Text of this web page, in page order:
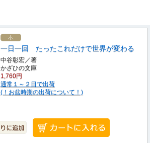
一日一回 たったこれだけで世界が変わる
中谷彰宏／著
かざひの文庫
1,760円
通常１～２日で出荷
(！お盆時期の出荷について！)